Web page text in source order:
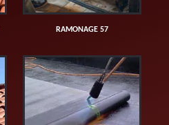
RAMONAGE 57